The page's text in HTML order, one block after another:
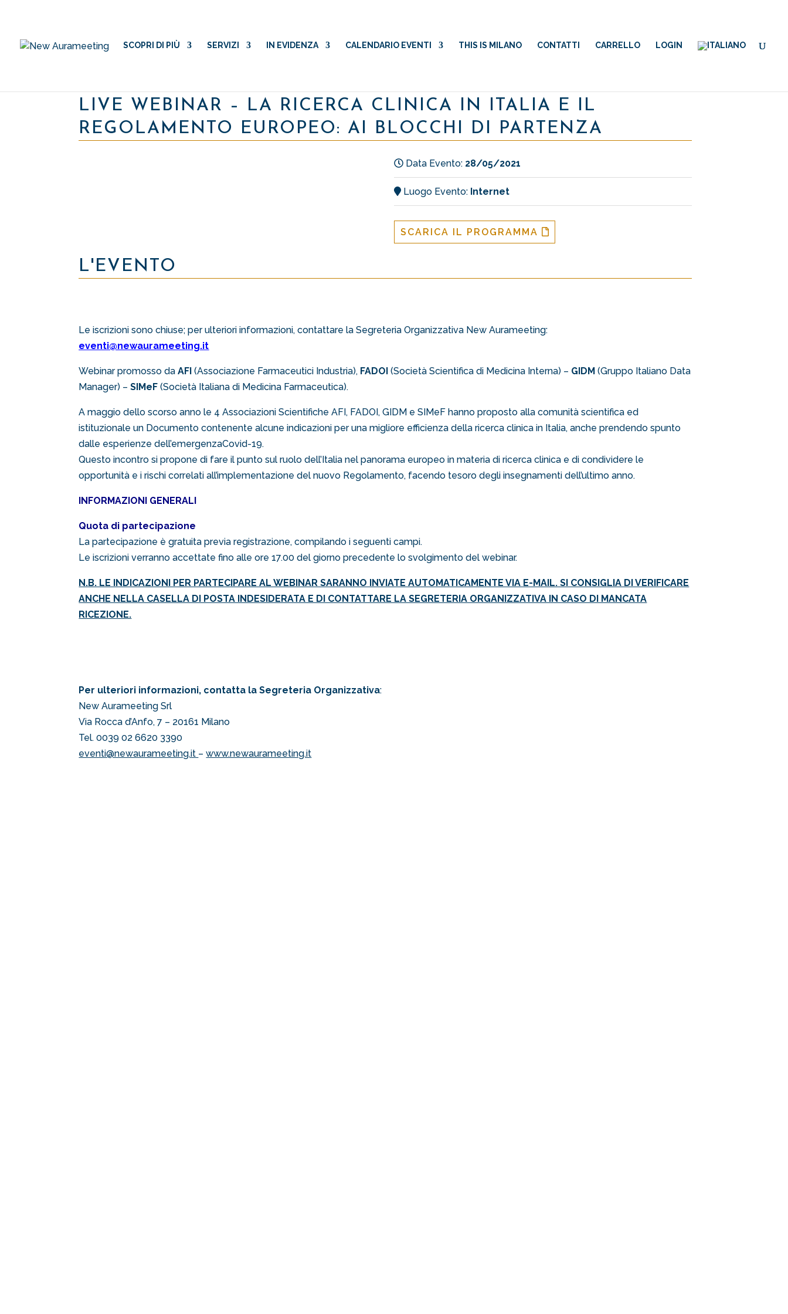
SCOPRI DI PIÙ SERVIZI IN EVIDENZA CALENDARIO EVENTI THIS IS MILANO CONTATTI CARRELLO LOGIN
LIVE WEBINAR – LA RICERCA CLINICA IN ITALIA E IL
REGOLAMENTO EUROPEO: AI BLOCCHI DI PARTENZA
Data Evento: 28/05/2021
Luogo Evento: Internet
SCARICA IL PROGRAMMA
L'EVENTO
Le iscrizioni sono chiuse; per ulteriori informazioni, contattare la Segreteria Organizzativa New Aurameeting:
eventi@newaurameeting.it
Webinar promosso daAFI (Associazione Farmaceutici Industria), FADOI (Società Scientifica di Medicina Interna) – GIDM (Gruppo Italiano Data
Manager) –SIMeF (Società Italiana di Medicina Farmaceutica).
A maggio dello scorso anno le 4 Associazioni Scientifiche AFI, FADOI, GIDM e SIMeF hanno proposto alla comunità scientifica ed
istituzionale un Documento contenente alcune indicazioni per una migliore efficienza della ricerca clinica in Italia, anche prendendo spunto
dalle esperienze dell’emergenzaCovid-19.
Questo incontro si propone di fare il punto sul ruolo dell’Italia nel panorama europeo in materia di ricerca clinica e di condividere le
opportunità e i rischi correlati all’implementazione del nuovo Regolamento, facendo tesoro degli insegnamenti dell’ultimo anno.
INFORMAZIONI GENERALI
Quota di partecipazione
La partecipazione è gratuita previa registrazione, compilando i seguenti campi.
Le iscrizioni verranno accettate fino alle ore 17.00 del giorno precedente lo svolgimento del webinar.
N.B. LE INDICAZIONI PER PARTECIPARE AL WEBINAR SARANNO INVIATE AUTOMATICAMENTE VIA E-MAIL. SI CONSIGLIA DI VERIFICARE
ANCHE NELLA CASELLA DI POSTA INDESIDERATA E DI CONTATTARE LA SEGRETERIA ORGANIZZATIVA IN CASO DI MANCATA
RICEZIONE.
Per ulteriori informazioni, contatta la Segreteria Organizzativa:
New Aurameeting Srl
Via Rocca d’Anfo, 7 – 20161 Milano
Tel. 0039 02 6620 3390
eventi@newaurameeting.it –www.newaurameeting.it